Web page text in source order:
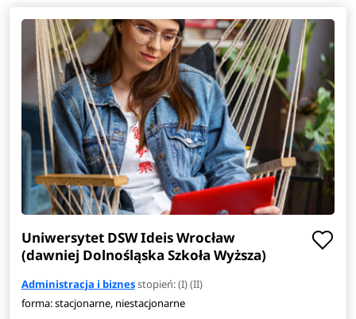
Uniwersytet DSW Ideis Wrocław
(dawniej Dolnośląska Szkoła Wyższa)
Administracja i biznesstopień: (I) (II)
forma: stacjonarne, niestacjonarne